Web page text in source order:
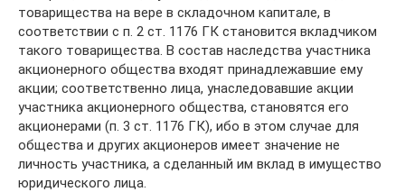
товарищества на вере в складочном капитале, в
соответствии с п. 2 ст. 1176 ГК становится вкладчиком
такого товарищества. В состав наследства участника
акционерного общества входят принадлежавшие ему
акции; соответственно лица, унаследовавшие акции
участника акционерного общества, становятся его
акционерами (п. 3 ст. 1176 ГК), ибо в этом случае для
общества и других акционеров имеет значение не
личность участника, а сделанный им вклад в имущество
юридического лица.